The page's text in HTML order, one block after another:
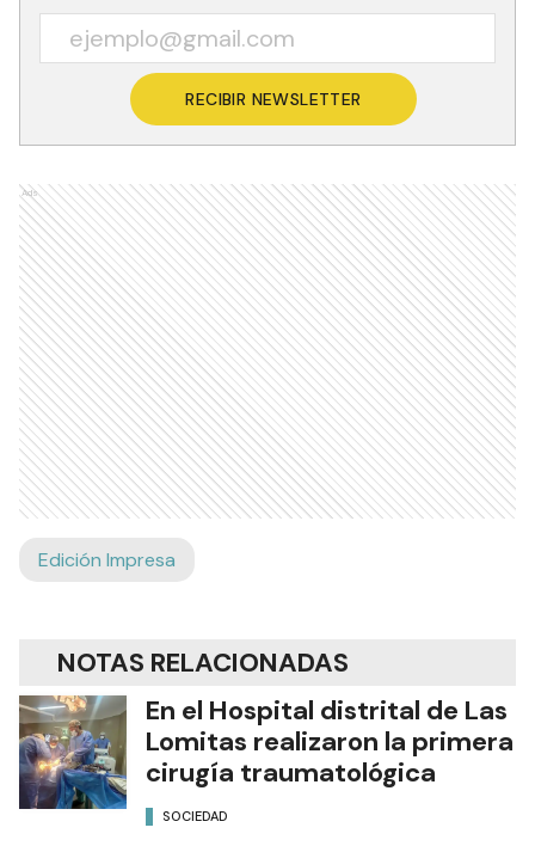
RECIBIR NEWSLETTER
Ads
Edición Impresa
NOTAS RELACIONADAS
En el Hospital distrital de Las
Lomitas realizaron la primera
cirugía traumatológica
SOCIEDAD